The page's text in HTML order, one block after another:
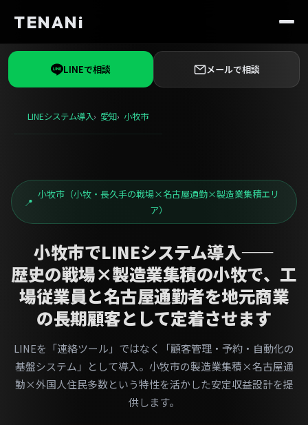
TENANi
LINEで相談 メールで相談
LINEシステム導入 愛知 小牧市
小牧市（小牧・長久手の戦場×名古屋通勤×製造業集積エリ
ア）
小牧市でLINEシステム導入——
歴史の戦場×製造業集積の小牧で、工
場従業員と名古屋通勤者を地元商業
の長期顧客として定着させます
LINEを「連絡ツール」ではなく「顧客管理・予約・自動化の
基盤システム」として導入。小牧市の製造業集積×名古屋通
勤×外国人住民多数という特性を活かした安定収益設計を提
供します。